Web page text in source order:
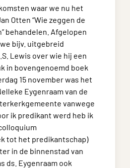
waar we nu het
Otten “Wie zeggen de
behandelen. Afgelopen
bijv. uitgebreid
Lewis over wie hij een
in bovengenoemd boek
15 november was het
Eygenraam van de
vanwege
ik predikant werd heb ik
tot het predikantschap)
in de binnenstad van
ds. Eygenraam ook